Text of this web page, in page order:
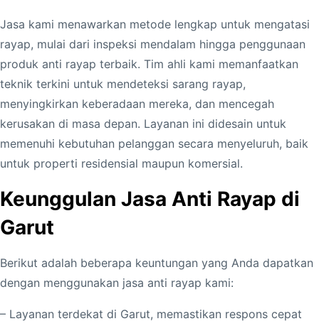
Jasa kami menawarkan metode lengkap untuk mengatasi
rayap, mulai dari inspeksi mendalam hingga penggunaan
produk anti rayap terbaik. Tim ahli kami memanfaatkan
teknik terkini untuk mendeteksi sarang rayap,
menyingkirkan keberadaan mereka, dan mencegah
kerusakan di masa depan. Layanan ini didesain untuk
memenuhi kebutuhan pelanggan secara menyeluruh, baik
untuk properti residensial maupun komersial.
Keunggulan Jasa Anti Rayap di
Garut
Berikut adalah beberapa keuntungan yang Anda dapatkan
dengan menggunakan jasa anti rayap kami:
– Layanan terdekat di Garut, memastikan respons cepat